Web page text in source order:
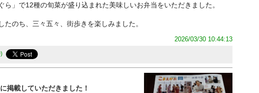
ら」で12種の旬菜が盛り込まれた美味しいお弁当をいただきました。
たのち、三々五々、街歩きを楽しみました。
2026/03/30 10:44:13
掲載していただきました！